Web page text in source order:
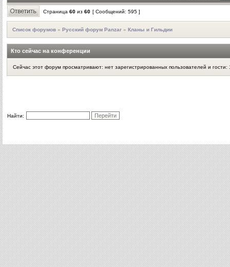
Страница 60 из 60 [ Сообщений: 595 ]
Список форумов » Русский форум Panzar » Кланы и Гильдии
Кто сейчас на конференции
Сейчас этот форум просматривают: нет зарегистрированных пользователей и гости:
Найти: